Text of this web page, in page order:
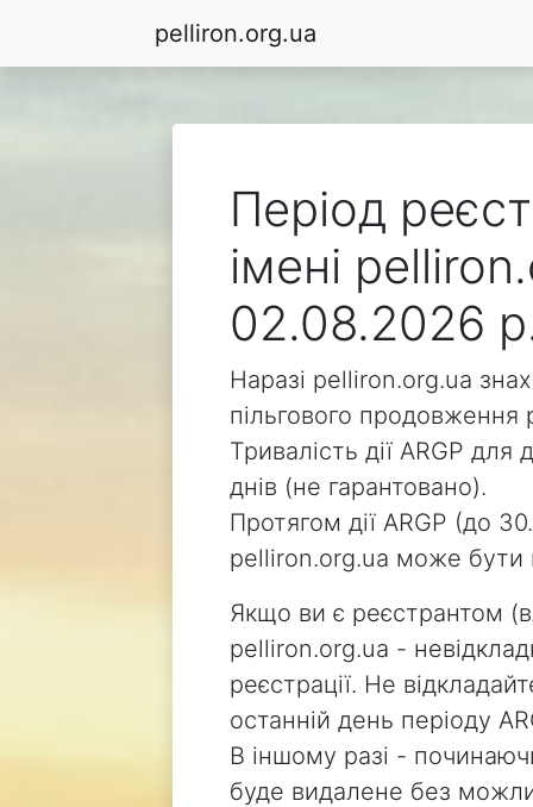
pelliron.org.ua
Період
імені
02.08.2026
Наразі pelliron.org.ua
пільгового продовження
Тривалість дії ARGP
днів (не гарантовано).
Протягом дії ARGP (до
pelliron.org.ua може бути
Якщо ви є реєстрантом
pelliron.org.ua -
реєстрації. Не
останній день періоду
В іншому разі -
буде видалене без